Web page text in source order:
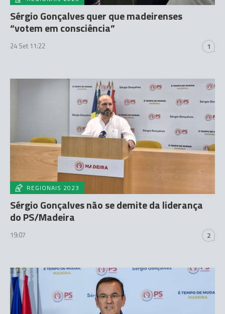
Sérgio Gonçalves quer que madeirenses
“votem em consciência”
24 Set 11:22 1
REGIONAIS 2023
Sérgio Gonçalves não se demite da liderança
do PS/Madeira
19:07 2